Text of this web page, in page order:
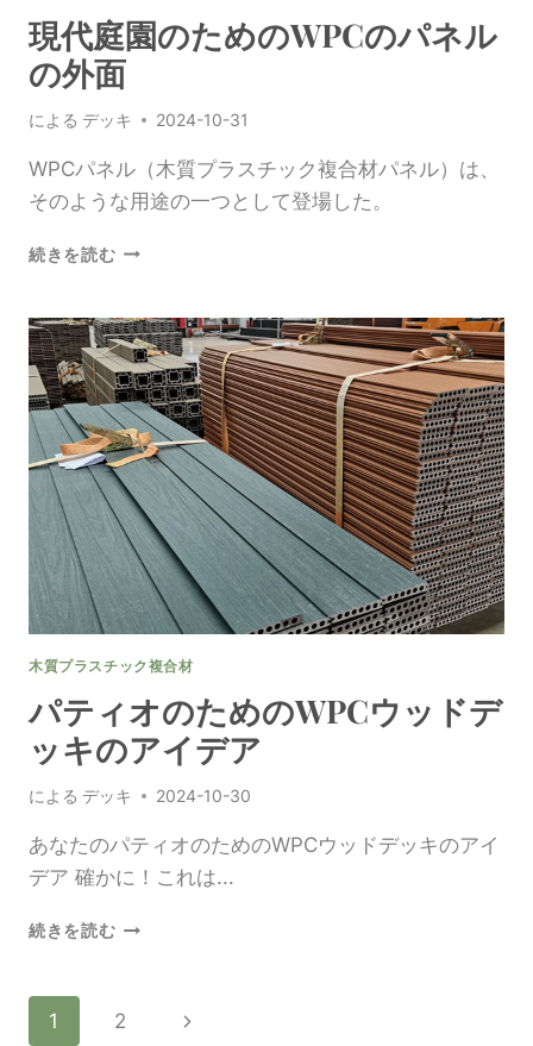
現代庭園のためのWPCのパネル
の外面
による デッキ 2024-10-31
WPCパネル（木質プラスチック複合材パネル）は、
そのような用途の一つとして登場した。
続きを読む現
園
の
た
め
の
WPC
の
パ
ネ
ル
外
面
木質プラスチック複合材
パティオのためのWPCウッドデ
ッキのアイデア
による デッキ 2024-10-30
あなたのパティオのためのWPCウッドデッキのアイ
デア 確かに！これは...
続きを読むパ
の
ペ
1 2 次